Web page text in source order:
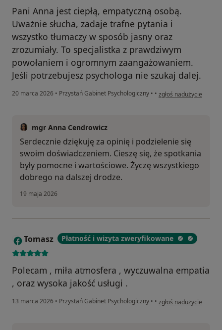
Pani Anna jest ciepłą, empatyczną osobą.
Uważnie słucha, zadaje trafne pytania i
wszystko tłumaczy w sposób jasny oraz
zrozumiały. To specjalistka z prawdziwym
powołaniem i ogromnym zaangażowaniem.
Jeśli potrzebujesz psychologa nie szukaj dalej.
20 marca 2026 • Przystań Gabinet Psychologiczny • • w opinii użytkownika
zgłoś nadużycie
mgr Anna Cendrowicz
Serdecznie dziękuję za opinię i podzielenie się
swoim doświadczeniem. Cieszę się, że spotkania
były pomocne i wartościowe. Życzę wszystkiego
dobrego na dalszej drodze.
19 maja 2026
T Tomasz Płatność i wizyta zweryfikowane
Polecam , miła atmosfera , wyczuwalna empatia
, oraz wysoka jakość usługi .
13 marca 2026 • Przystań Gabinet Psychologiczny • • w opinii użytkownika
zgłoś nadużycie